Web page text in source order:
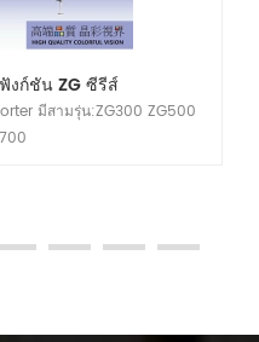
งก์ชั่น ZG ซีรีส์
มีสามรุ่น:ZG300 ZG500